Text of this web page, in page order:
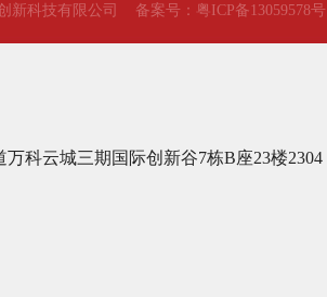
新科技有限公司 备案号： 粤ICP备13059578号
科云城三期国际创新谷7栋B座23楼2304